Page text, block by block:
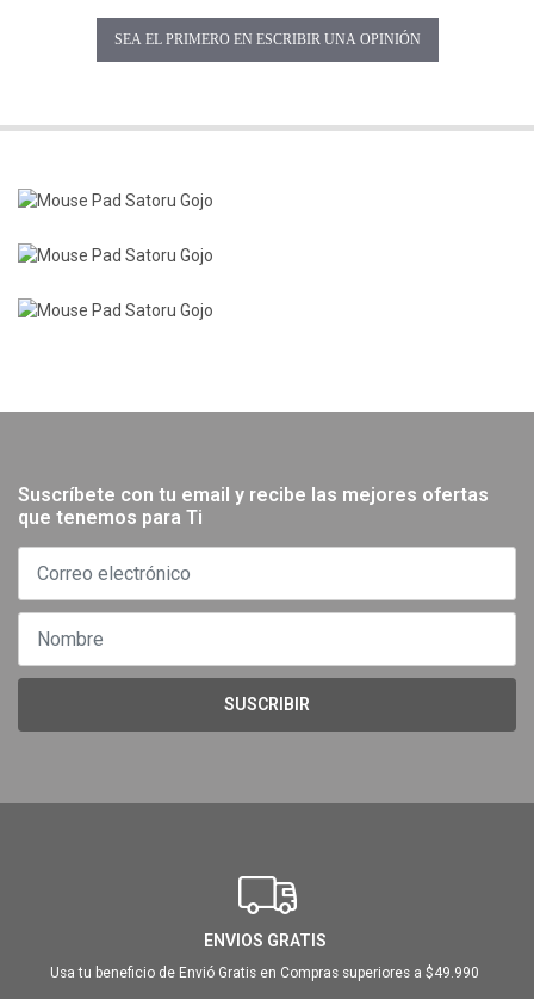
SEA EL PRIMERO EN ESCRIBIR UNA OPINIÓN
Suscríbete con tu email y recibe las mejores ofertas
que tenemos para Ti
SUSCRIBIR
ENVIOS GRATIS
Usa tu beneficio de Envió Gratis en Compras superiores a $49.990